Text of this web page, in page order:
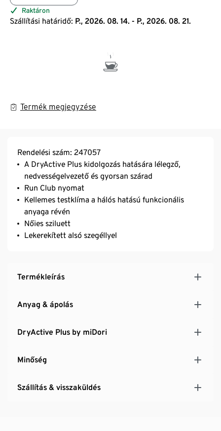
Raktáron
Szállítási határidő: P., 2026. 08. 14. - P., 2026. 08. 21.
Termék megjegyzése
Rendelési szám: 247057
A DryActive Plus kidolgozás hatására lélegző,
nedvességelvezető és gyorsan szárad
Run Club nyomat
Kellemes testklíma a hálós hatású funkcionális
anyaga révén
Nőies sziluett
Lekerekített alsó szegéllyel
Termékleírás
Anyag & ápolás
DryActive Plus by miDori
Minőség
Szállítás & visszaküldés